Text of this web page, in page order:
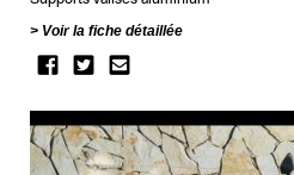
Voir la fiche détaillée